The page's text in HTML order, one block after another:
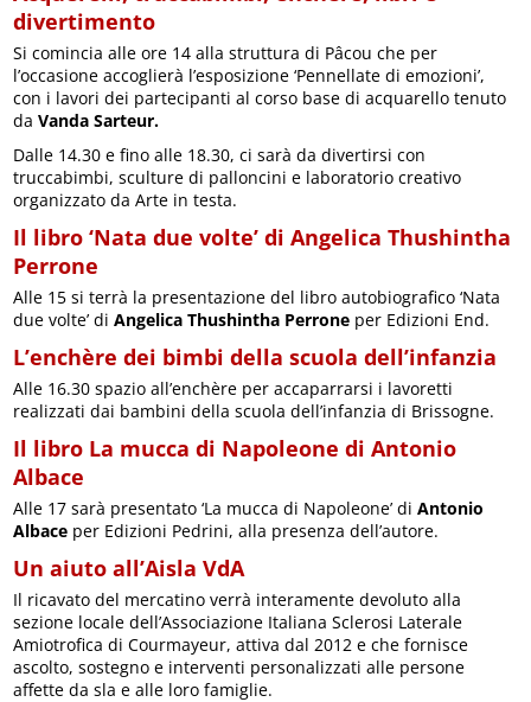
divertimento
Si comincia alle ore 14 alla struttura di Pâcou che per
l’occasione accoglierà l’esposizione ‘Pennellate di emozioni’,
con i lavori dei partecipanti al corso base di acquarello tenuto
da Vanda Sarteur.
Dalle 14.30 e fino alle 18.30, ci sarà da divertirsi con
truccabimbi, sculture di palloncini e laboratorio creativo
organizzato da Arte in testa.
Il libro ‘Nata due volte’ di Angelica Thushintha
Perrone
Alle 15 si terrà la presentazione del libro autobiografico ‘Nata
due volte’ diAngelica Thushintha Perrone per Edizioni End.
L’enchère dei bimbi della scuola dell’infanzia
Alle 16.30 spazio all’enchère per accaparrarsi i lavoretti
realizzati dai bambini della scuola dell’infanzia di Brissogne.
Il libro La mucca di Napoleone di Antonio
Albace
Alle 17 sarà presentato ‘La mucca di Napoleone’ diAntonio
Albace per Edizioni Pedrini, alla presenza dell’autore.
Un aiuto all’Aisla VdA
Il ricavato del mercatino verrà interamente devoluto alla
sezione locale dell’Associazione Italiana Sclerosi Laterale
Amiotrofica di Courmayeur, attiva dal 2012 e che fornisce
ascolto, sostegno e interventi personalizzati alle persone
affette da sla e alle loro famiglie.